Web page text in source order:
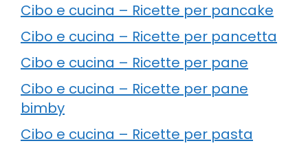
Cibo e cucina – Ricette per pancake
Cibo e cucina – Ricette per pancetta
Cibo e cucina – Ricette per pane
Cibo e cucina – Ricette per pane
bimby
Cibo e cucina – Ricette per pasta